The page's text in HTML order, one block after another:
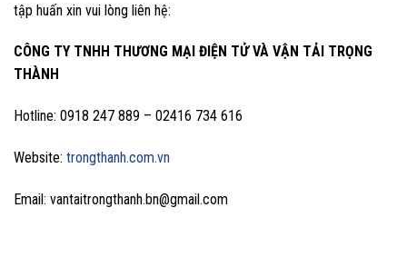
tập huấn xin vui lòng liên hệ:
CÔNG TY TNHH THƯƠNG MẠI ĐIỆN TỬ VÀ VẬN TẢI TRỌNG
THÀNH
Hotline: 0918 247 889 – 02416 734 616
Website: trongthanh.com.vn
Email: vantaitrongthanh.bn@gmail.com